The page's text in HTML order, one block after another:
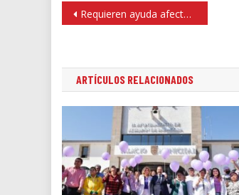
Navegación
de
Requieren ayuda afectados por incendio en recicladora
ARTÍCULOS RELACIONADOS